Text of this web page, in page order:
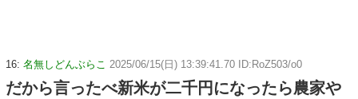
16: 名無しどんぶらこ 2025/06/15(日) 13:39:41.70 ID:RoZ503/o0
だから言ったべ新米が二千円になったら農家や